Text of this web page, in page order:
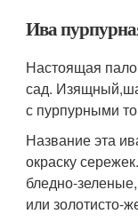
Ива
Настоящая
сад.
с пурпурными
Название эта
окраску
бледно-
или золотисто-